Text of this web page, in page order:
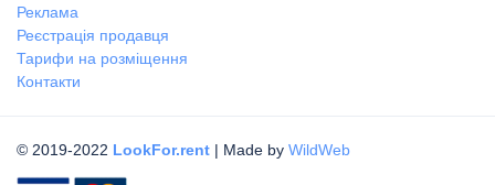
Реклама
Реєстрація продавця
Тарифи на розміщення
Контакти
© 2019-2022 LookFor.rent | Made by WildWeb